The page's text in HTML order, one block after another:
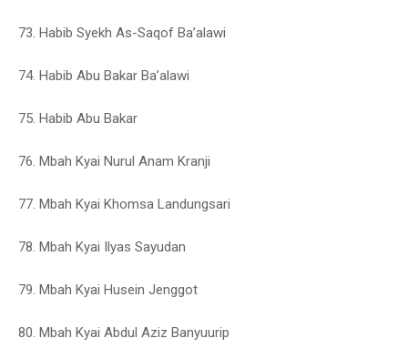
73. Habib Syekh As-Saqof Ba’alawi
74. Habib Abu Bakar Ba’alawi
75. Habib Abu Bakar
76. Mbah Kyai Nurul Anam Kranji
77. Mbah Kyai Khomsa Landungsari
78. Mbah Kyai Ilyas Sayudan
79. Mbah Kyai Husein Jenggot
80. Mbah Kyai Abdul Aziz Banyuurip